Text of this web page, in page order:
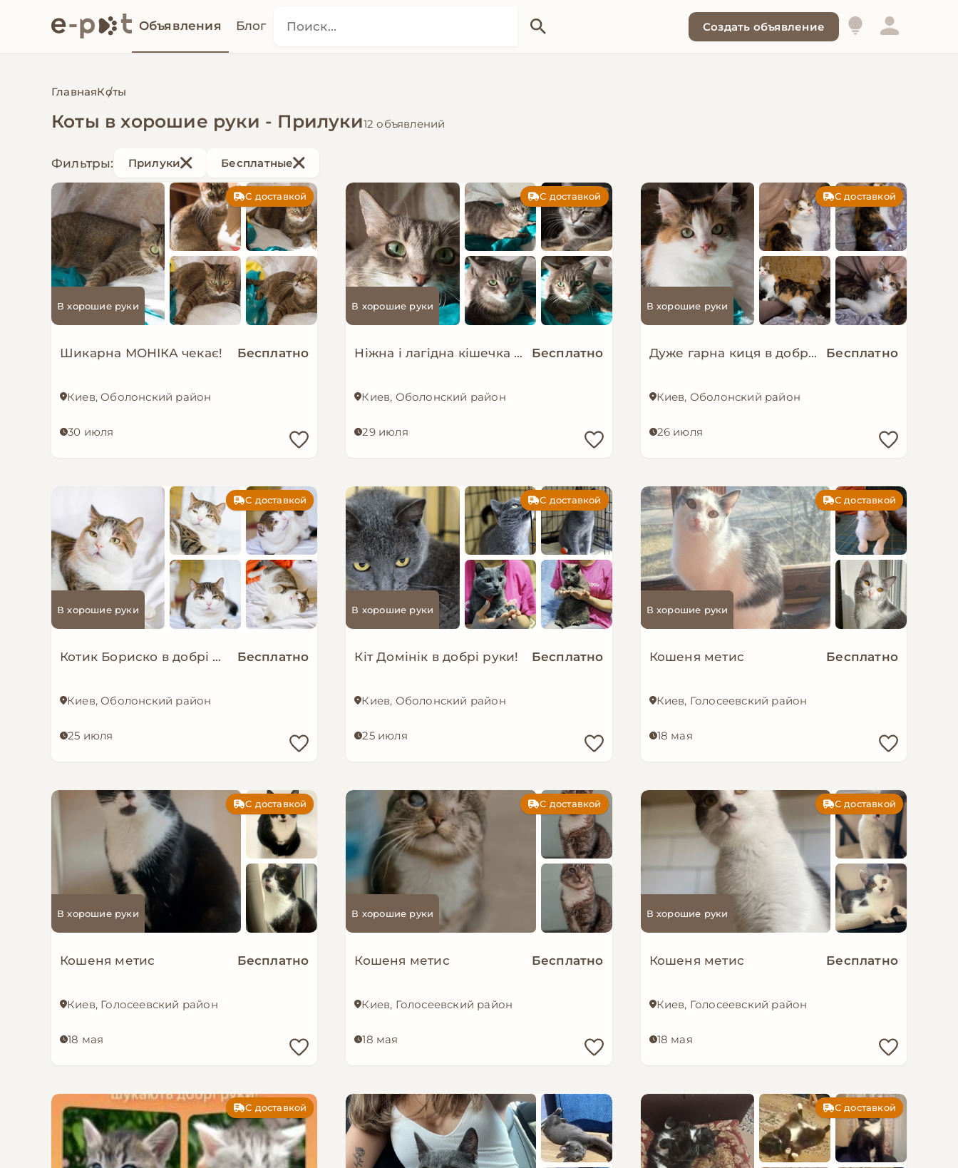
Объявления Блог Создать объявление
ГлавнаяКоты
Коты в хорошие руки - Прилуки12 объявлений
Фильтры: Прилуки Бесплатные
С доставкой
В хорошие руки
Шикарна МОНІКА чекає! Бесплатно
Киев, Оболонский район
30 июля
С доставкой
В хорошие руки
Ніжна і лагідна кішечка в добрі руки! Бесплатно
Киев, Оболонский район
29 июля
С доставкой
В хорошие руки
Дуже гарна киця в добрі руки! Бесплатно
Киев, Оболонский район
26 июля
С доставкой
В хорошие руки
Котик Бориско в добрі руки! Бесплатно
Киев, Оболонский район
25 июля
С доставкой
В хорошие руки
Кіт Домінік в добрі руки! Бесплатно
Киев, Оболонский район
25 июля
С доставкой
В хорошие руки
Кошеня метис Бесплатно
Киев, Голосеевский район
18 мая
С доставкой
В хорошие руки
Кошеня метис Бесплатно
Киев, Голосеевский район
18 мая
С доставкой
В хорошие руки
Кошеня метис Бесплатно
Киев, Голосеевский район
18 мая
С доставкой
В хорошие руки
Кошеня метис Бесплатно
Киев, Голосеевский район
18 мая
С доставкой С доставкой